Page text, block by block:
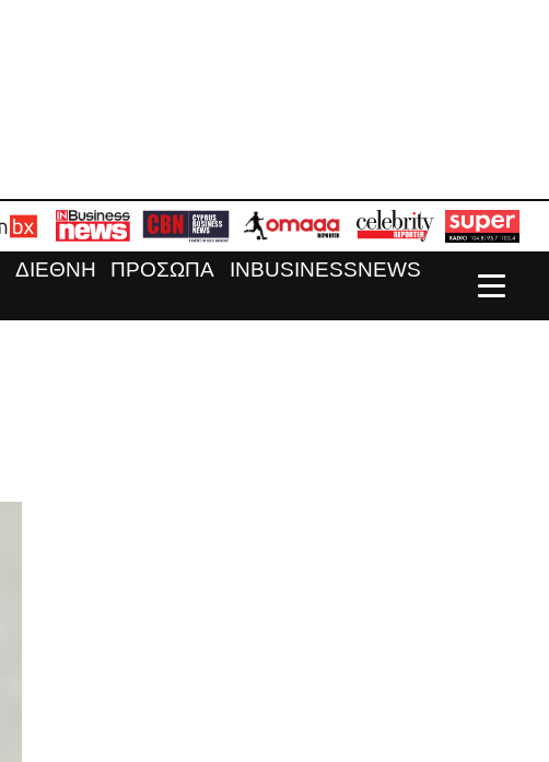
ΔΙΕΘΝΗ ΠΡΟΣΩΠΑ
INBUSINESSNEWS